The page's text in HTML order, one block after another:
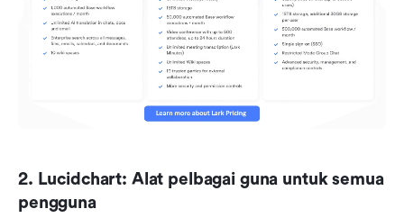
2. Lucidchart: Alat pelbagai guna untuk semua
pengguna